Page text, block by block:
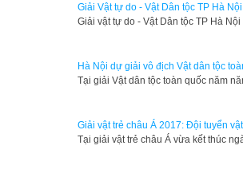
Giải Vật tự do - Vật Dân tộc TP Hà
Giải vật tự do - Vật Dân tộc TP Hà
Hà Nội dự giải vô địch Vật dân tộc
Tại giải Vật dân tộc toàn quốc năm
Giải vật trẻ châu Á 2017: Đội tuyển
Tại giải vật trẻ châu Á vừa kết thúc